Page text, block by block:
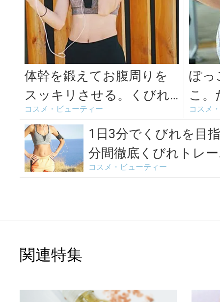
体幹を鍛えてお腹周りを
スッキリさせる。くびれ
と下腹引き締めを目指す
トレーニング＜...
コスメ・ビューティー
ぽっ
こ。
痩せ
コスメ
1日3分でくびれを目
分間徹底くびれトレ
コスメ・ビューティー
関連特集